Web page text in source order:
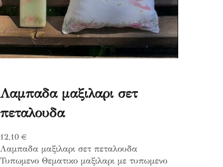
Λαμπαδα μαξιλαρι σετ
πεταλουδα
12,10 €
Λαμπαδα μαξιλαρι σετ πεταλουδα
Τυπωμενο Θεματικο μαξιλαρι με τυπωμενο